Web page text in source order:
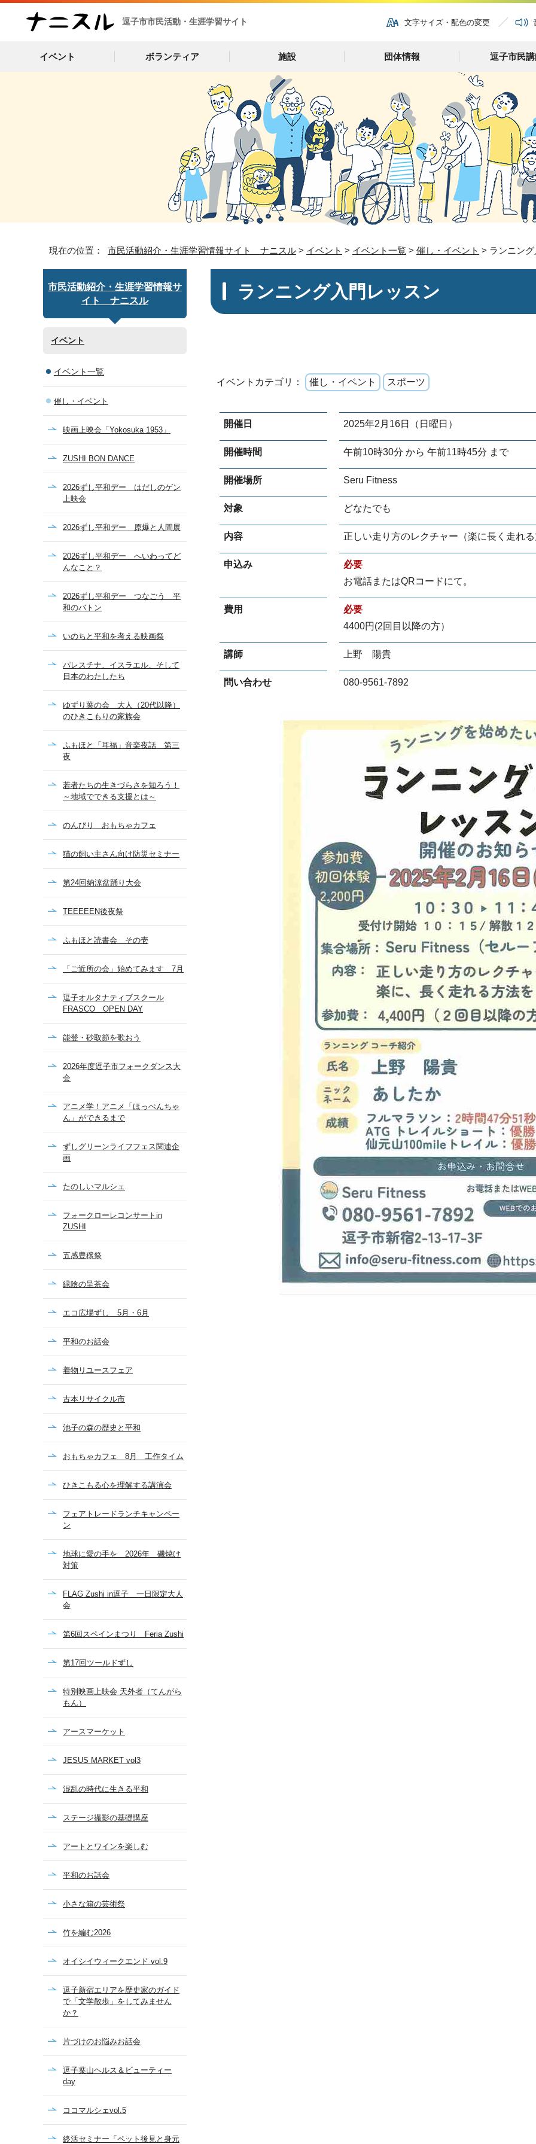
逗子市市民活動・生涯学習サイト 文字サイズ・配色の変更
イベント ボランティア 施設 団体情報 逗子市民
現在の位置： 市民活動紹介・生涯学習情報サイト ナニスル > イベント > イベント一覧 > 催し・イベント > ランニン
ランニング入門レッスン
イベントカテゴリ： 催し・イベント スポーツ
開催日 2025年2月16日（日曜日）
開催時間 午前10時30分 から 午前11時45分 まで
開催場所 Seru Fitness
対象 どなたでも
内容 正しい走り方のレクチャー（楽に長く走れ
申込み
必要
お電話またはQRコードにて。
費用
必要
4400円(2回目以降の方）
講師 上野 陽貴
問い合わせ 080-9561-7892
市民活動紹介・生涯学習情報サ
イト ナニスル
イベント
イベント一覧
催し・イベント
映画上映会「Yokosuka 1953」
ZUSHI BON DANCE
2026ずし平和デー はだしのゲン
上映会
2026ずし平和デー 原爆と人間展
2026ずし平和デー へいわってど
んなこと？
2026ずし平和デー つなごう 平
和のバトン
いのちと平和を考える映画祭
パレスチナ、イスラエル、そして
日本のわたしたち
ゆずり葉の会 大人（20代以降）
のひきこもりの家族会
ふもほと「耳福」音楽夜話 第三
夜
若者たちの生きづらさを知ろう！
～地域でできる支援とは～
のんびり おもちゃカフェ
猫の飼い主さん向け防災セミナー
第24回納涼盆踊り大会
TEEEEEN後夜祭
ふもほと読書会 その壱
「ご近所の会」始めてみます 7月
逗子オルタナティブスクール
FRASCO OPEN DAY
能登・砂取節を歌おう
2026年度逗子市フォークダンス大
会
アニメ学！アニメ「ほっぺんちゃ
ん」ができるまで
ずしグリーンライフフェス関連企
画
たのしいマルシェ
フォークローレコンサートin
ZUSHI
五感豊穣祭
緑陰の呈茶会
エコ広場ずし 5月・6月
平和のお話会
着物リユースフェア
古本リサイクル市
池子の森の歴史と平和
おもちゃカフェ 8月 工作タイム
ひきこもる心を理解する講演会
フェアトレードランチキャンペー
ン
地球に愛の手を 2026年 磯焼け
対策
FLAG Zushi in逗子 一日限定大人
会
第6回スペインまつり Feria Zushi
第17回ツールドずし
特別映画上映会 天外者（てんがら
もん）
アースマーケット
JESUS MARKET vol3
混乱の時代に生きる平和
ステージ撮影の基礎講座
アートとワインを楽しむ
平和のお話会
小さな箱の芸術祭
竹を編む2026
オイシイウィークエンド vol.9
逗子新宿エリアを歴史家のガイド
で「文学散歩」をしてみません
か？
片づけのお悩みお話会
逗子葉山ヘルス＆ビューティー
day
ココマルシェvol.5
終活セミナー「ペット後見と身元